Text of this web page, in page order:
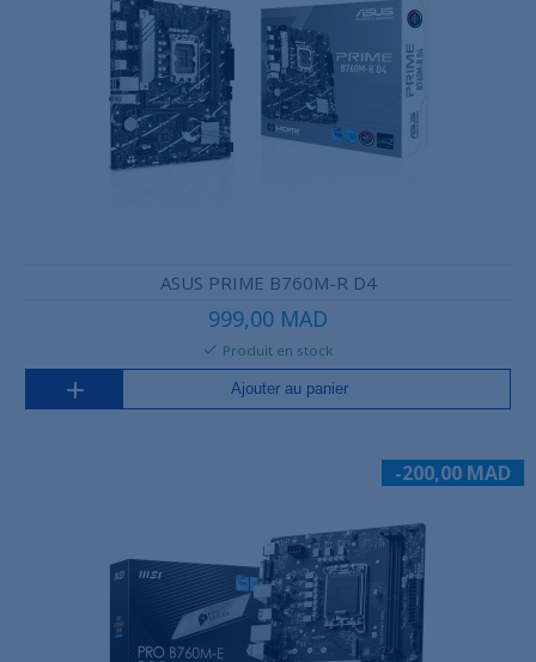
ASUS PRIME B760M-R D4
999,00 MAD
Produit en stock
Ajouter au panier
-200,00 MAD